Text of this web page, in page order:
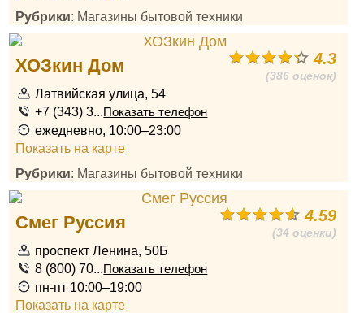
Рубрики: Магазины бытовой техники
4.3
(386 оценок)
ХОЗкин Дом
Латвийская улица, 54
+7 (343) 3...Показать телефон
ежедневно, 10:00–23:00
Показать на карте
Рубрики: Магазины бытовой техники
4.59
(34 оценки)
Смег Руссия
проспект Ленина, 50Б
8 (800) 70...Показать телефон
пн-пт 10:00–19:00
Показать на карте